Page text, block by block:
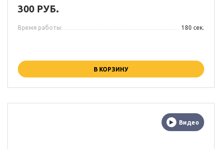
300 РУБ.
Время работы: 180 сек.
В КОРЗИНУ
Видео